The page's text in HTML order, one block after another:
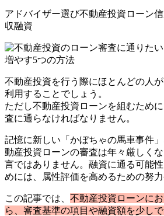
アドバイザー選び不動産投資ローン
収融資
不動産投資を行う際にほとんどの人
利用することでしょう。
ただし不動産投資ローンを組むため
査に通らなければなりません。
記憶に新しい「かぼちゃの馬車事件
動産投資ローンの審査は年々厳しく
言ではありません。融資に通る可能
めには、属性評価を高めるための努力
この記事では、 不動産投資ローンに
ら、審査基準の項目や融資額を少し